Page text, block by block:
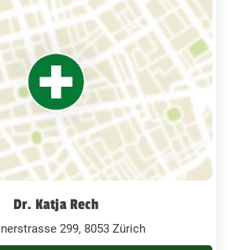
Dr. Katja Rech
299, 8053 Zürich